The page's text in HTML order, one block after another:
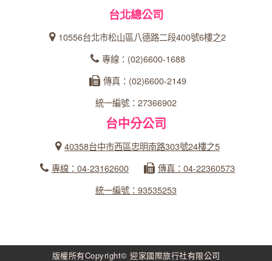
台北總公司
10556台北市松山區八德路二段400號6樓之2
專線：(02)6600-1688
傳真：(02)6600-2149
統一編號：27366902
台中分公司
40358台中市西區忠明南路303號24樓之5
專線：04-23162600
傳真：04-22360573
統一編號：93535253
版權所有Copyright© 迎家國際旅行社有限公司